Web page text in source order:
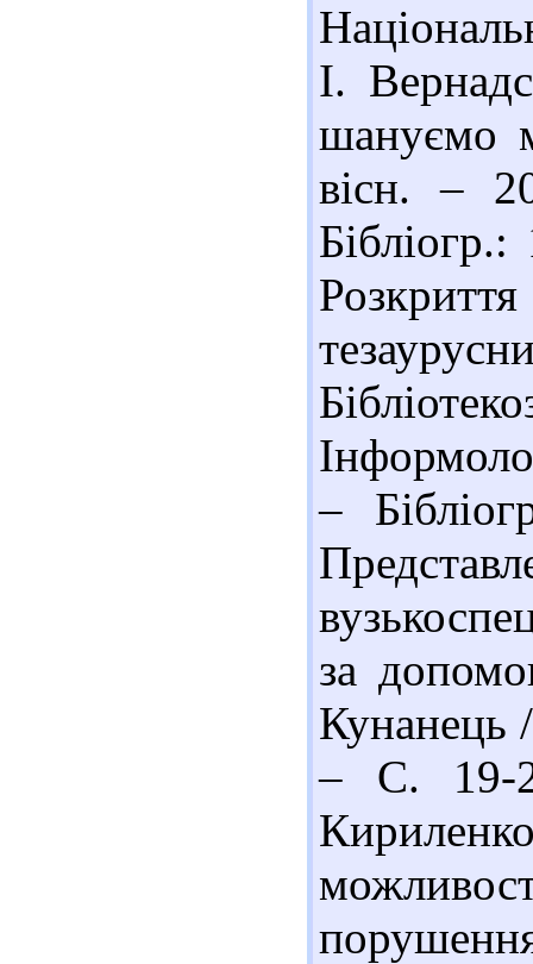
І.
шануємо
вісн. –
–
за
Кунанець
– С. 19-